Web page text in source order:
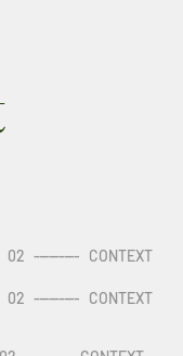
02 --------- CONTEXT
02 --------- CONTEXT